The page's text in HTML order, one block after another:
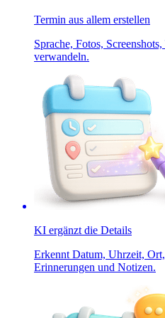
Termin aus allem erstellen
Sprache, Fotos,
verwandeln.
KI ergänzt die Details
Erkennt Datum, Uhrzeit,
Erinnerungen und Notizen.